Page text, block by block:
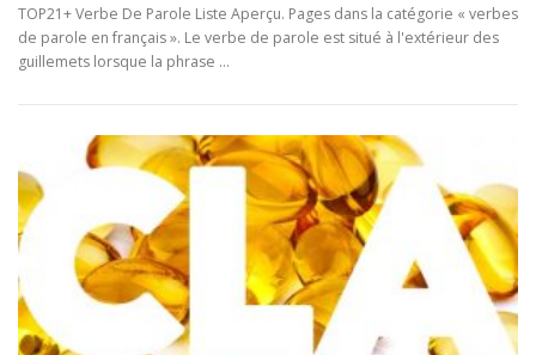
TOP21+ Verbe De Parole Liste Aperçu. Pages dans la catégorie « verbes
de parole en français ». Le verbe de parole est situé à l'extérieur des
guillemets lorsque la phrase …